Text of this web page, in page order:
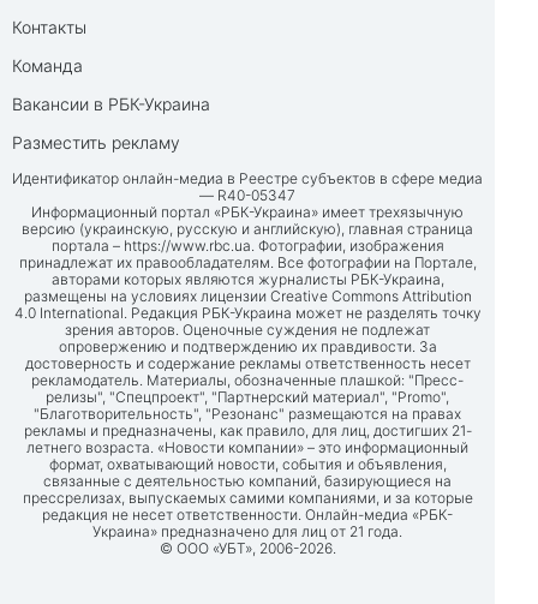
Контакты
Команда
Вакансии в РБК-Украина
Разместить рекламу
Идентификатор онлайн-медиа в Реестре субъектов в сфере медиа
— R40-05347
Информационный портал «РБК-Украина» имеет трехязычную
версию (украинскую, русскую и английскую), главная страница
портала – https://www.rbc.ua. Фотографии, изображения
принадлежат их правообладателям. Все фотографии на Портале,
авторами которых являются журналисты РБК-Украина,
размещены на условиях лицензии Creative Commons Attribution
4.0 International. Редакция РБК-Украина может не разделять точку
зрения авторов. Оценочные суждения не подлежат
опровержению и подтверждению их правдивости. За
достоверность и содержание рекламы ответственность несет
рекламодатель. Материалы, обозначенные плашкой: "Пресс-
релизы", "Спецпроект", "Партнерский материал", "Promo",
"Благотворительность", "Резонанс" размещаются на правах
рекламы и предназначены, как правило, для лиц, достигших 21-
летнего возраста. «Новости компании» – это информационный
формат, охватывающий новости, события и объявления,
связанные с деятельностью компаний, базирующиеся на
прессрелизах, выпускаемых самими компаниями, и за которые
редакция не несет ответственности. Онлайн-медиа «РБК-
Украина» предназначено для лиц от 21 года.
© ООО «УБТ», 2006-2026.